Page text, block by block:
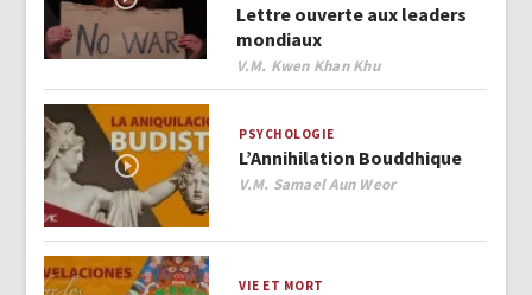
Lettre ouverte aux leaders
mondiaux
Author
V.M. Kwen Khan Khu
PSYCHOLOGIE
L’Annihilation Bouddhique
Author
V.M. Samael Aun Weor
VIE ET MORT